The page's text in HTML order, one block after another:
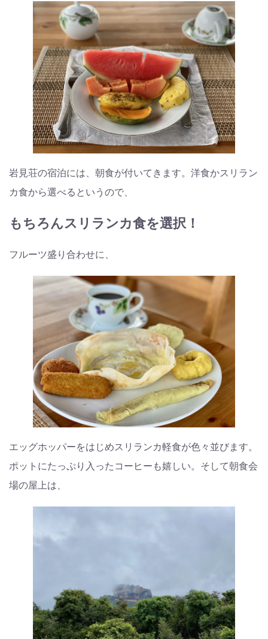
岩見荘の宿泊には、朝食が付いてきます。洋食かスリラン
カ食から選べるというので、
もちろんスリランカ食を選択！
フルーツ盛り合わせに、
エッグホッパーをはじめスリランカ軽食が色々並びます。
ポットにたっぷり入ったコーヒーも嬉しい。そして朝食会
場の屋上は、